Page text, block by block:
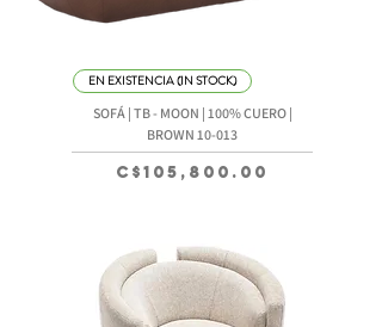
EN EXISTENCIA (IN STOCK)
SOFÁ | TB - MOON | 100% CUERO |
BROWN 10-013
Precio
C$105,800.00